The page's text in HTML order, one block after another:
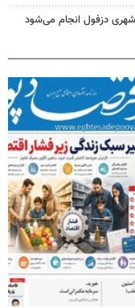
شهری دزفول انجام می‌شود